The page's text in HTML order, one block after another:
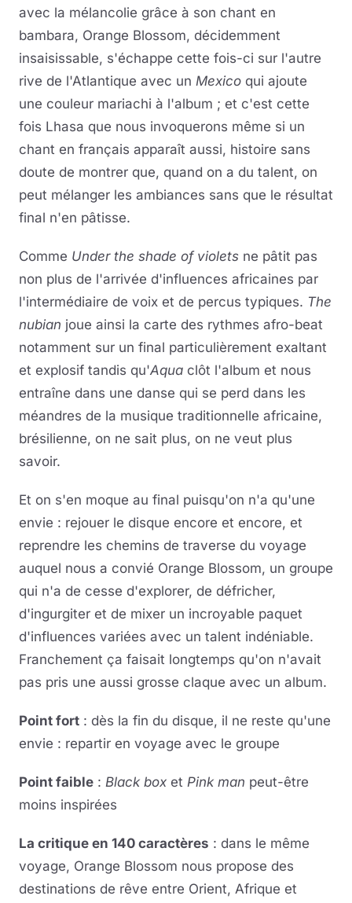
avec la mélancolie grâce à son chant en
bambara, Orange Blossom, décidemment
insaisissable, s'échappe cette fois-ci sur l'autre
rive de l'Atlantique avec un Mexico qui ajoute
une couleur mariachi à l'album ; et c'est cette
fois Lhasa que nous invoquerons même si un
chant en français apparaît aussi, histoire sans
doute de montrer que, quand on a du talent, on
peut mélanger les ambiances sans que le résultat
final n'en pâtisse.
Comme Under the shade of violets ne pâtit pas
non plus de l'arrivée d'influences africaines par
l'intermédiaire de voix et de percus typiques. The
nubian joue ainsi la carte des rythmes afro-beat
notamment sur un final particulièrement exaltant
et explosif tandis qu'Aqua clôt l'album et nous
entraîne dans une danse qui se perd dans les
méandres de la musique traditionnelle africaine,
brésilienne, on ne sait plus, on ne veut plus
savoir.
Et on s'en moque au final puisqu'on n'a qu'une
envie : rejouer le disque encore et encore, et
reprendre les chemins de traverse du voyage
auquel nous a convié Orange Blossom, un groupe
qui n'a de cesse d'explorer, de défricher,
d'ingurgiter et de mixer un incroyable paquet
d'influences variées avec un talent indéniable.
Franchement ça faisait longtemps qu'on n'avait
pas pris une aussi grosse claque avec un album.
Point fort : dès la fin du disque, il ne reste qu'une
envie : repartir en voyage avec le groupe
Point faible : Black box et Pink man peut-être
moins inspirées
La critique en 140 caractères : dans le même
voyage, Orange Blossom nous propose des
destinations de rêve entre Orient, Afrique et